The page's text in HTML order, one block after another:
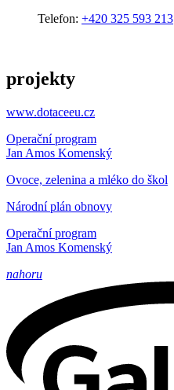
Telefon: +420 325 593 213
projekty
www.dotaceeu.cz
Operační program
Jan Amos Komenský
Ovoce, zelenina a mléko do škol
Národní plán obnovy
Operační program
Jan Amos Komenský
nahoru